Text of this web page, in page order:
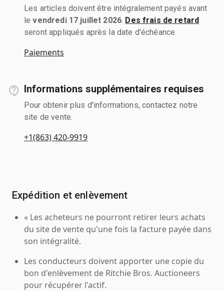
Les articles doivent être intégralement payés avant
levendredi 17 juillet 2026 Des frais de retard
seront appliqués après la date d'échéance.
Paiements
Informations supplémentaires requises
Pour obtenir plus d'informations, contactez notre
site de vente.
+1(863) 420-9919
Expédition et enlèvement
« Les acheteurs ne pourront retirer leurs achats
du site de vente qu'une fois la facture payée dans
son intégralité.
Les conducteurs doivent apporter une copie du
bon d'enlèvement de Ritchie Bros. Auctioneers
pour récupérer l'actif.